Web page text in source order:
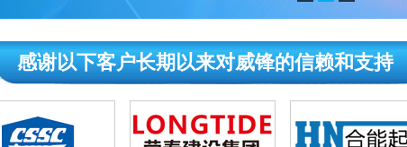
感谢以下客户长期以来对威锋的信赖和支持